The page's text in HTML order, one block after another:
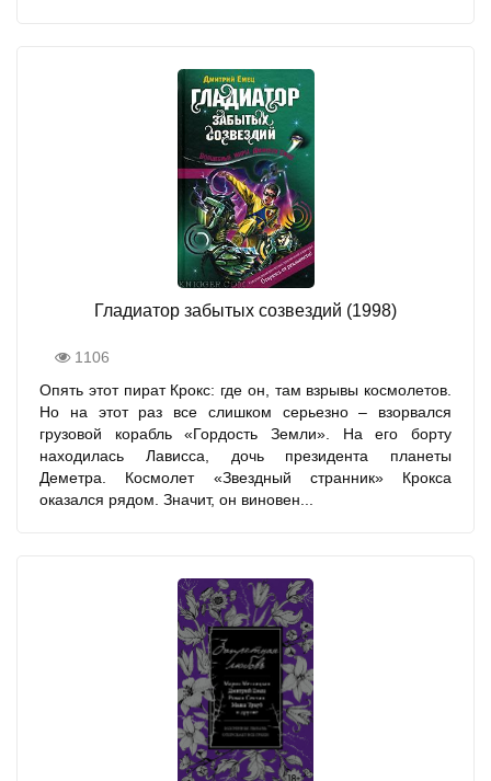
Гладиатор забытых созвездий (1998)
1106
Опять этот пират Крокс: где он, там взрывы космолетов.
Но на этот раз все слишком серьезно – взорвался
грузовой корабль «Гордость Земли». На его борту
находилась Лависса, дочь президента планеты
Деметра. Космолет «Звездный странник» Крокса
оказался рядом. Значит, он виновен...